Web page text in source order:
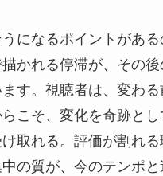
になるポイントがある
かれる停滞が、その
す。視聴者は、変わる
こそ、変化を奇跡とし
取れる。評価が割れる
の質が、今のテンポと